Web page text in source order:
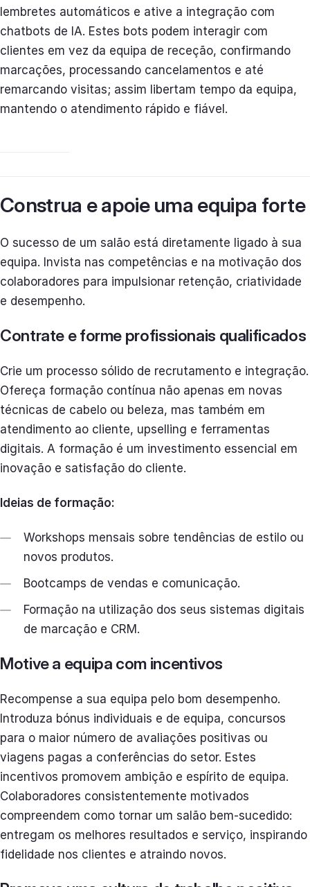
lembretes automáticos e ative a integração com
chatbots de IA. Estes bots podem interagir com
clientes em vez da equipa de receção, confirmando
marcações, processando cancelamentos e até
remarcando visitas; assim libertam tempo da equipa,
mantendo o atendimento rápido e fiável.
Construa e apoie uma equipa forte
O sucesso de um salão está diretamente ligado à sua
equipa. Invista nas competências e na motivação dos
colaboradores para impulsionar retenção, criatividade
e desempenho.
Contrate e forme profissionais qualificados
Crie um processo sólido de recrutamento e integração.
Ofereça formação contínua não apenas em novas
técnicas de cabelo ou beleza, mas também em
atendimento ao cliente, upselling e ferramentas
digitais. A formação é um investimento essencial em
inovação e satisfação do cliente.
Ideias de formação:
Workshops mensais sobre tendências de estilo ou
novos produtos.
Bootcamps de vendas e comunicação.
Formação na utilização dos seus sistemas digitais
de marcação e CRM.
Motive a equipa com incentivos
Recompense a sua equipa pelo bom desempenho.
Introduza bónus individuais e de equipa, concursos
para o maior número de avaliações positivas ou
viagens pagas a conferências do setor. Estes
incentivos promovem ambição e espírito de equipa.
Colaboradores consistentemente motivados
compreendem como tornar um salão bem-sucedido:
entregam os melhores resultados e serviço, inspirando
fidelidade nos clientes e atraindo novos.